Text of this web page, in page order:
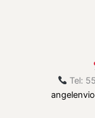
Tel: